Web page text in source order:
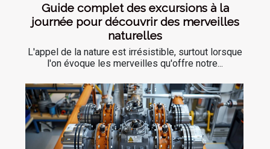
Guide complet des excursions à la
journée pour découvrir des merveilles
naturelles
L'appel de la nature est irrésistible, surtout lorsque
l'on évoque les merveilles qu'offre notre...